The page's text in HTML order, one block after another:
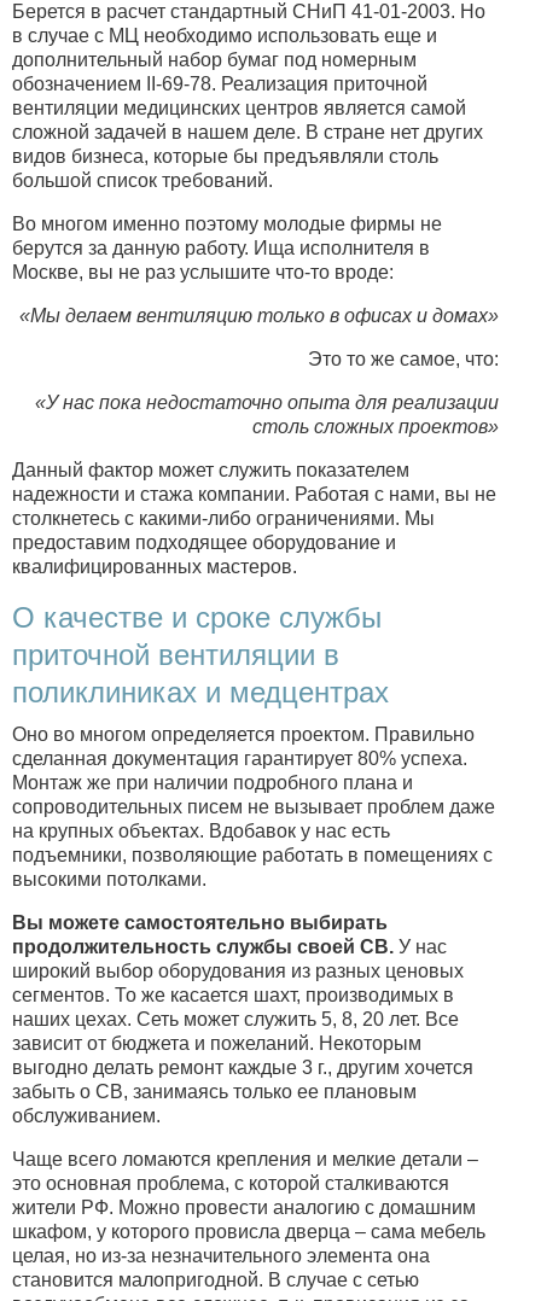
Берется в расчет стандартный СНиП 41-01-2003. Но
в случае с МЦ необходимо использовать еще и
дополнительный набор бумаг под номерным
обозначением II-69-78. Реализация приточной
вентиляции медицинских центров является самой
сложной задачей в нашем деле. В стране нет других
видов бизнеса, которые бы предъявляли столь
большой список требований.
Во многом именно поэтому молодые фирмы не
берутся за данную работу. Ища исполнителя в
Москве, вы не раз услышите что-то вроде:
«Мы делаем вентиляцию только в офисах и домах»
Это то же самое, что:
«У нас пока недостаточно опыта для реализации
столь сложных проектов»
Данный фактор может служить показателем
надежности и стажа компании. Работая с нами, вы не
столкнетесь с какими-либо ограничениями. Мы
предоставим подходящее оборудование и
квалифицированных мастеров.
О качестве и сроке службы
приточной вентиляции в
поликлиниках и медцентрах
Оно во многом определяется проектом. Правильно
сделанная документация гарантирует 80% успеха.
Монтаж же при наличии подробного плана и
сопроводительных писем не вызывает проблем даже
на крупных объектах. Вдобавок у нас есть
подъемники, позволяющие работать в помещениях с
высокими потолками.
Вы можете самостоятельно выбирать
продолжительность службы своей СВ. У нас
широкий выбор оборудования из разных ценовых
сегментов. То же касается шахт, производимых в
наших цехах. Сеть может служить 5, 8, 20 лет. Все
зависит от бюджета и пожеланий. Некоторым
выгодно делать ремонт каждые 3 г., другим хочется
забыть о СВ, занимаясь только ее плановым
обслуживанием.
Чаще всего ломаются крепления и мелкие детали –
это основная проблема, с которой сталкиваются
жители РФ. Можно провести аналогию с домашним
шкафом, у которого провисла дверца – сама мебель
целая, но из-за незначительного элемента она
становится малопригодной. В случае с сетью